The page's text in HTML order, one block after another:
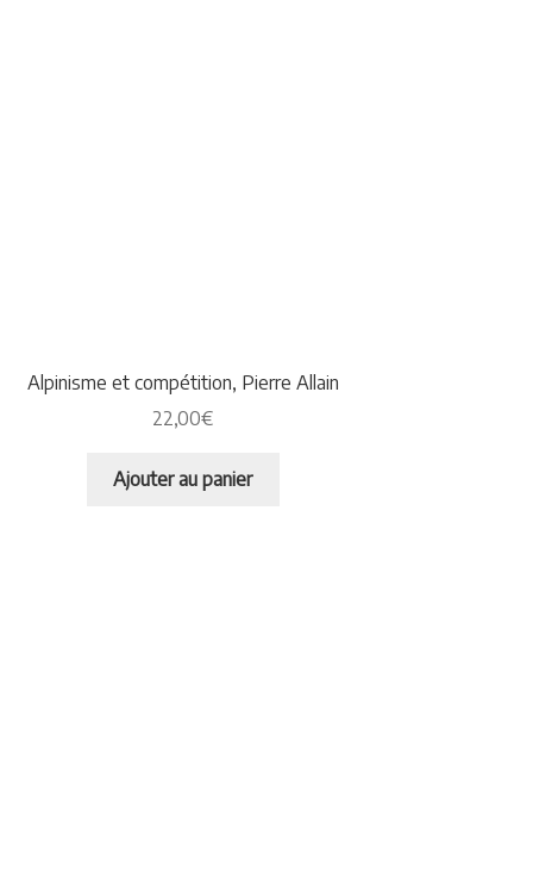
Alpinisme et compétition, Pierre Allain
22,00€
Ajouter au panier